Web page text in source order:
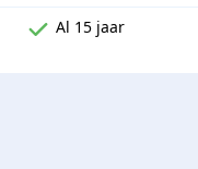
Al 15 jaar